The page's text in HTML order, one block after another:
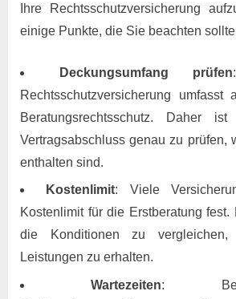
Ihre Rechtsschutzversicherung
einige Punkte, die Sie beachten
Deckungsumfang prüfen
Rechtsschutzversicherung umfasst
Beratungsrechtsschutz. Daher
Vertragsabschluss genau zu prüfen,
enthalten sind.
Kostenlimit: Viele
Kostenlimit für die Erstberatung
die Konditionen zu
Leistungen zu erhalten.
Wartezeiten: Bei